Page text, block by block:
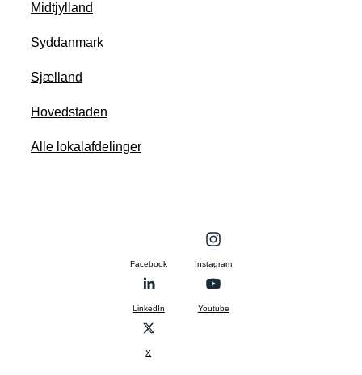
Midtjylland
Syddanmark
Sjælland
Hovedstaden
Alle lokalafdelinger
Facebook Instagram
LinkedIn Youtube
X